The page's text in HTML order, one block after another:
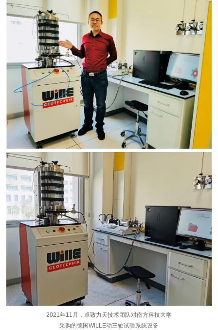
2021年11月，卓致力天技术团队对南方科技大学
采购的德国WILLE动三轴试验系统设备